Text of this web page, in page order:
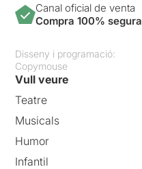
Canal oficial de venta
Compra 100% segura
Disseny i programació:
Copymouse
Vull veure
Teatre
Musicals
Humor
Infantil